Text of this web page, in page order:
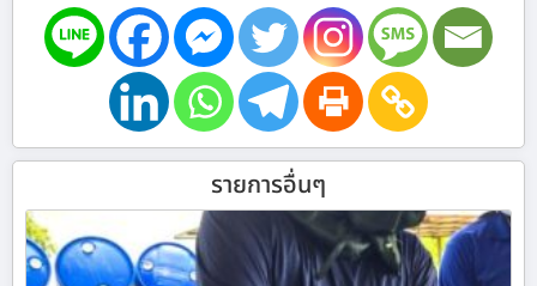
รายการอื่นๆ